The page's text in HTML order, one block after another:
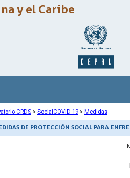
y el Caribe
CRDS> SocialCOVID-19> Medidas
DE PROTECCIÓN SOCIAL PARA